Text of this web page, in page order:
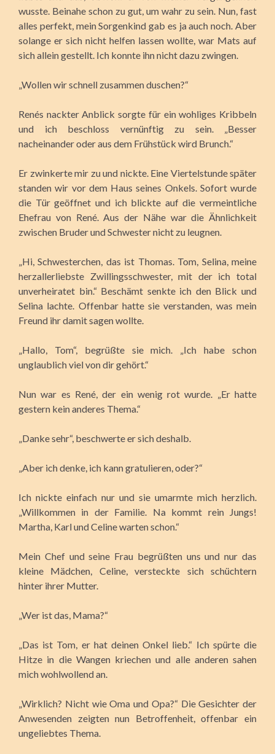
wusste. Beinahe schon zu gut, um wahr zu sein. Nun, fast
alles perfekt, mein Sorgenkind gab es ja auch noch. Aber
solange er sich nicht helfen lassen wollte, war Mats auf
sich allein gestellt. Ich konnte ihn nicht dazu zwingen.
„Wollen wir schnell zusammen duschen?“
Renés nackter Anblick sorgte für ein wohliges Kribbeln
und ich beschloss vernünftig zu sein. „Besser
nacheinander oder aus dem Frühstück wird Brunch.“
Er zwinkerte mir zu und nickte. Eine Viertelstunde später
standen wir vor dem Haus seines Onkels. Sofort wurde
die Tür geöffnet und ich blickte auf die vermeintliche
Ehefrau von René. Aus der Nähe war die Ähnlichkeit
zwischen Bruder und Schwester nicht zu leugnen.
„Hi, Schwesterchen, das ist Thomas. Tom, Selina, meine
herzallerliebste Zwillingsschwester, mit der ich total
unverheiratet bin.“ Beschämt senkte ich den Blick und
Selina lachte. Offenbar hatte sie verstanden, was mein
Freund ihr damit sagen wollte.
„Hallo, Tom“, begrüßte sie mich. „Ich habe schon
unglaublich viel von dir gehört.“
Nun war es René, der ein wenig rot wurde. „Er hatte
gestern kein anderes Thema.“
„Danke sehr“, beschwerte er sich deshalb.
„Aber ich denke, ich kann gratulieren, oder?“
Ich nickte einfach nur und sie umarmte mich herzlich.
„Willkommen in der Familie. Na kommt rein Jungs!
Martha, Karl und Celine warten schon.“
Mein Chef und seine Frau begrüßten uns und nur das
kleine Mädchen, Celine, versteckte sich schüchtern
hinter ihrer Mutter.
„Wer ist das, Mama?“
„Das ist Tom, er hat deinen Onkel lieb.“ Ich spürte die
Hitze in die Wangen kriechen und alle anderen sahen
mich wohlwollend an.
„Wirklich? Nicht wie Oma und Opa?“ Die Gesichter der
Anwesenden zeigten nun Betroffenheit, offenbar ein
ungeliebtes Thema.